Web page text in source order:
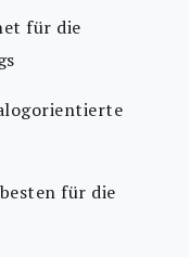
für die
für die